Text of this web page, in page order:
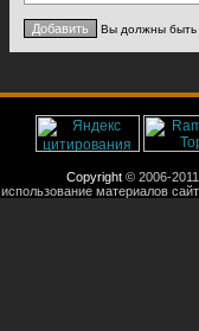
Вы должны быть
Copyright © 2006-
материалов